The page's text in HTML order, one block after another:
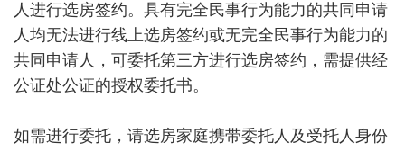
人进行选房签约。具有完全民事行为能力的共同申请
人均无法进行线上选房签约或无完全民事行为能力的
共同申请人，可委托第三方进行选房签约，需提供经
公证处公证的授权委托书。
如需进行委托，请选房家庭携带委托人及受托人身份